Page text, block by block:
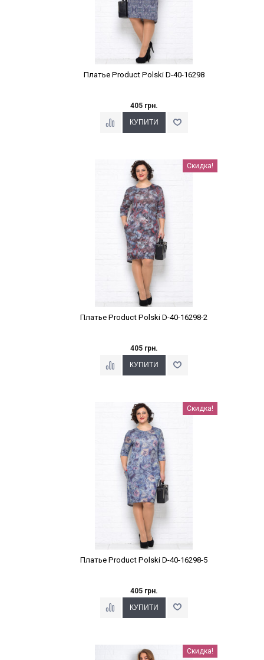
Платье Product Polski D-40-16298
405 грн.
Наклейки Варіант з % Скидка!
Платье Product Polski D-40-16298-2
405 грн.
Наклейки Варіант з % Скидка!
Платье Product Polski D-40-16298-5
405 грн.
Наклейки Варіант з % Скидка!